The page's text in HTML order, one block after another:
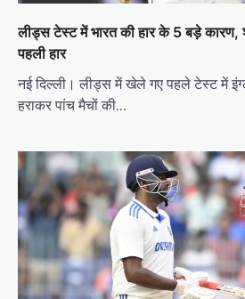
लीड्स टेस्ट में भारत की हार के 5 बड़े कारण,
पहली हार
नई दिल्ली। लीड्स में खेले गए पहले टेस्ट में
हराकर पांच मैचों की…